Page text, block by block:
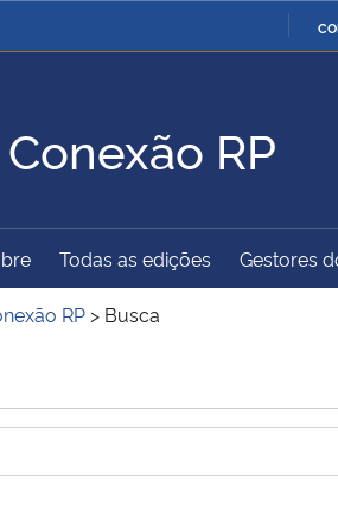
da Justiça e
Ministério da Defesa
da Educação Ministério da Cidadania
do Turismo
Ministério do
RP
Todas as edições Gestores
RP > Busca